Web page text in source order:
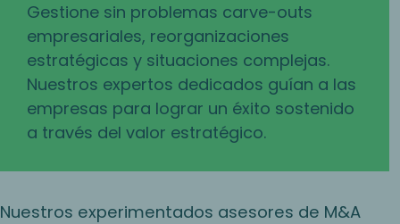
Gestione sin problemas carve-outs
empresariales, reorganizaciones
estratégicas y situaciones complejas.
Nuestros expertos dedicados guían a las
empresas para lograr un éxito sostenido
a través del valor estratégico.
Nuestros experimentados asesores de M&A